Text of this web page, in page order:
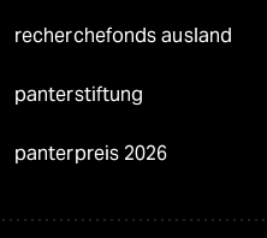
recherchefonds ausland
panterstiftung
panterpreis 2026